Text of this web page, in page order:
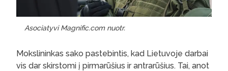
Asociatyvi Magnific.com nuotr.
Mokslininkas sako pastebintis, kad Lietuvoje darbai
vis dar skirstomi į pirmarūšius ir antrarūšius. Tai, anot